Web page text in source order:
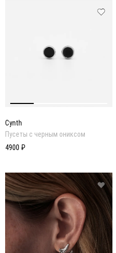
Cynth
Пусеты с черным ониксом
4900 ₽